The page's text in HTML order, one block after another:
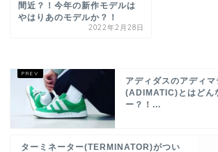
間近？！今年の新作モデルは
やはりあのモデルか？！
2022年2月28日
アディダスのアディマ
(ADIMATIC)とはどん
ー？！...
ターミネーター(TERMINATOR)がつい